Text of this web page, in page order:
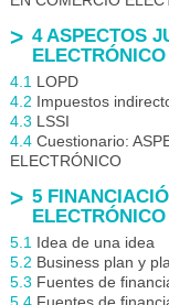
4 ASPECTOS
ELECTRÓNICO
4.1 LOPD
4.2 Impuestos
4.3 LSSI
4.4Cuestionario:
ELECTRÓNICO
5
ELECTRÓNICO
5.1 Idea de una idea
5.2 Business plan y
5.3 Fuentes de